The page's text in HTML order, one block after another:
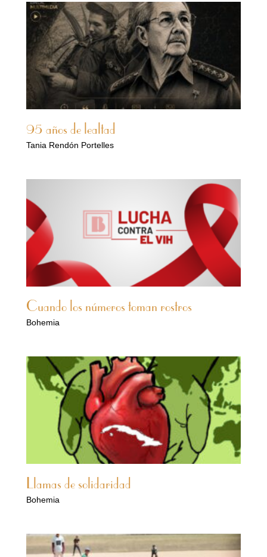
95 años de lealtad
Tania Rendón Portelles
Cuando los números toman rostros
Bohemia
Llamas de solidaridad
Bohemia